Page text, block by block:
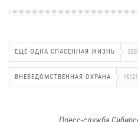
ЕЩЁ ОДНА СПАСЕННАЯ ЖИЗНЬ
ВНЕВЕДОМСТВЕННАЯ ОХРАНА 16121